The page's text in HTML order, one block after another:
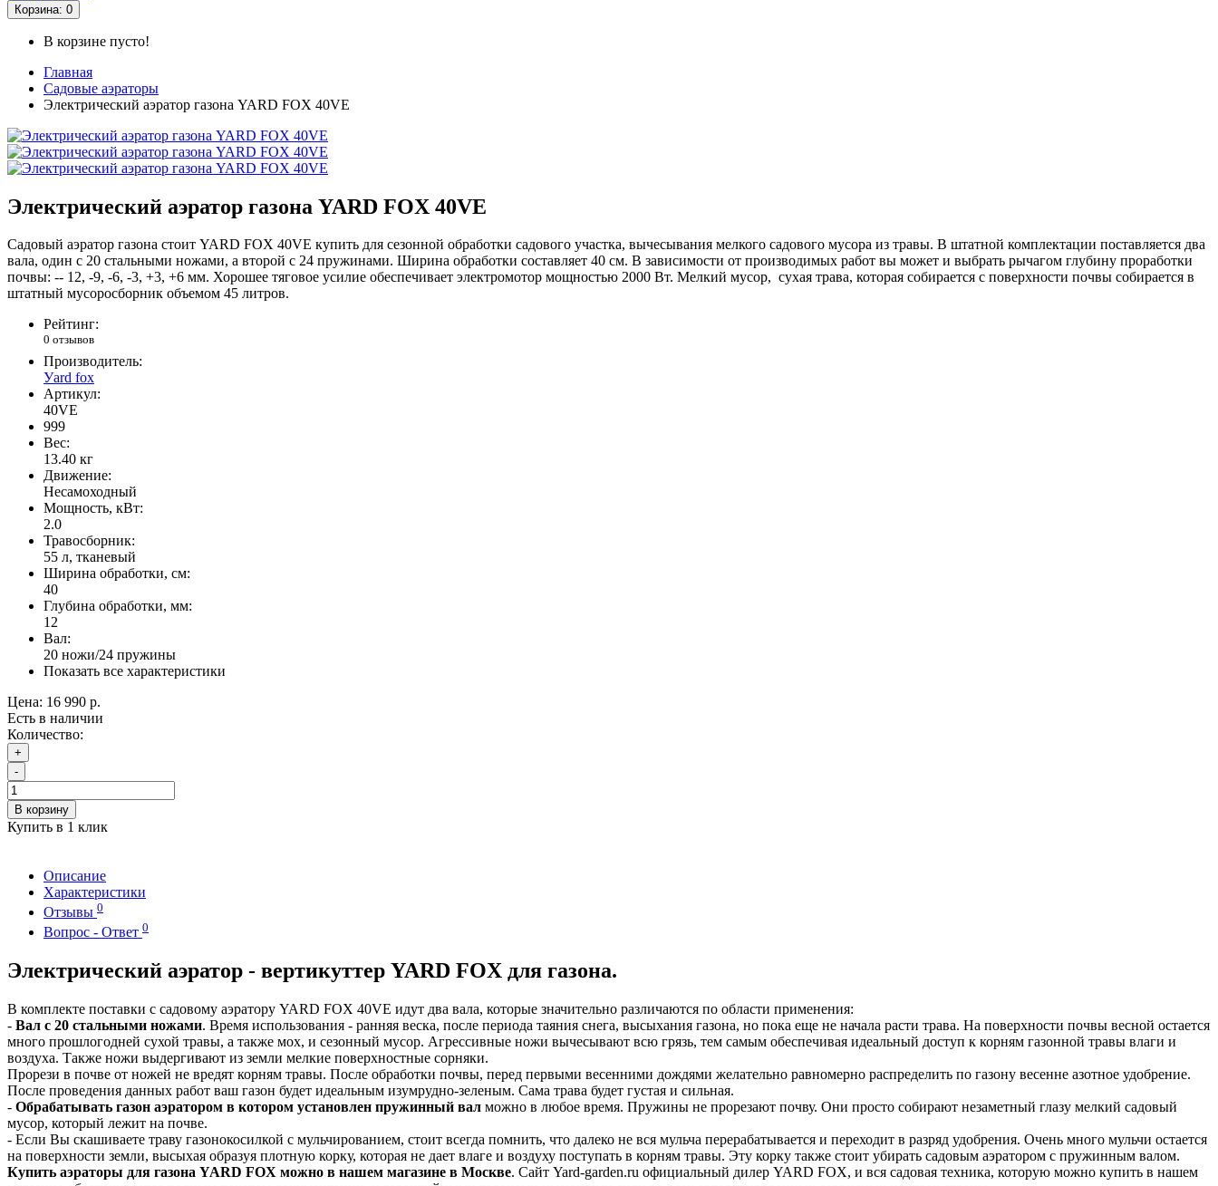
Корзина: 0
В корзине пусто!
Главная
Садовые аэраторы
Электрический аэратор газона YARD FOX 40VE
Электрический аэратор газона YARD FOX 40VE
Садовый аэратор газона стоит YARD FOX 40VE купить для сезонной обработки садового участка, вычесывания мелкого садового мусора из травы. В штатной комплектации поставляется два
вала, один с 20 стальными ножами, а второй с 24 пружинами. Ширина обработки составляет 40 см. В зависимости от производимых работ вы может и выбрать рычагом глубину проработки
почвы: -- 12, -9, -6, -3, +3, +6 мм. Хорошее тяговое усилие обеспечивает электромотор мощностью 2000 Вт. Мелкий мусор, сухая трава, которая собирается с поверхности почвы собирается в
штатный мусоросборник объемом 45 литров.
Рейтинг:
0 отзывов
Производитель:
Уard fox
Артикул:
40VE
999
Вес:
13.40 кг
Движение:
Несамоходный
Мощность, кВт:
2.0
Травосборник:
55 л, тканевый
Ширина обработки, см:
40
Глубина обработки, мм:
12
Вал:
20 ножи/24 пружины
Показать все характеристики
Цена: 16 990 р.
Есть в наличии
Количество:
+
-
В корзину
Купить в 1 клик
Описание
Характеристики
Отзывы 0
Вопрос - Ответ 0
Электрический аэратор - вертикуттер YARD FOX для газона.
В комплекте поставки с садовому аэратору YARD FOX 40VE идут два вала, которые значительно различаются по области применения:
- Вал с 20 стальными ножами. Время использования - ранняя веска, после периода таяния снега, высыхания газона, но пока еще не начала расти трава. На поверхности почвы весной остается
много прошлогодней сухой травы, а также мох, и сезонный мусор. Агрессивные ножи вычесывают всю грязь, тем самым обеспечивая идеальный доступ к корням газонной травы влаги и
воздуха. Также ножи выдергивают из земли мелкие поверхностные сорняки.
Прорези в почве от ножей не вредят корням травы. После обработки почвы, перед первыми весенними дождями желательно равномерно распределить по газону весенне азотное удобрение.
После проведения данных работ ваш газон будет идеальным изумрудно-зеленым. Сама трава будет густая и сильная.
- Обрабатывать газон аэратором в котором установлен пружинный вал можно в любое время. Пружины не прорезают почву. Они просто собирают незаметный глазу мелкий садовый
мусор, который лежит на почве.
- Если Вы скашиваете траву газонокосилкой с мульчированием, стоит всегда помнить, что далеко не вся мульча перерабатывается и переходит в разряд удобрения. Очень много мульчи остается
на поверхности земли, высыхая образуя плотную корку, которая не дает влаге и воздуху поступать в корням травы. Эту корку также стоит убирать садовым аэратором с пружинным валом.
Купить аэраторы для газона YARD FOX можно в нашем магазине в Москве. Сайт Yard-garden.ru официальный дилер YARD FOX, и вся садовая техника, которую можно купить в нашем